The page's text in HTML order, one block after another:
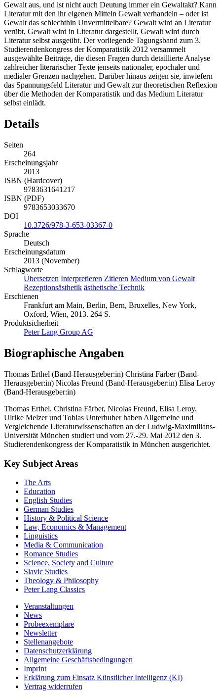
Gewalt aus, und ist nicht auch Deutung immer ein Gewaltakt? Kann
Literatur mit den ihr eigenen Mitteln Gewalt verhandeln – oder ist
Gewalt das schlechthin Unvermittelbare? Gewalt wird an Literatur
verübt, Gewalt wird in Literatur dargestellt, Gewalt wird durch
Literatur selbst ausgeübt. Der vorliegende Tagungsband zum 3.
Studierendenkongress der Komparatistik 2012 versammelt
ausgewählte Beiträge, die diesen Fragen durch detaillierte Analyse
zahlreicher literarischer Texte jenseits nationaler, epochaler und
medialer Grenzen nachgehen. Darüber hinaus zeigen sie, inwiefern
das Spannungsfeld Literatur und Gewalt zur theoretischen Reflexion
über die Methoden der Komparatistik und das Medium Literatur
selbst einlädt.
Details
Seiten
264
Erscheinungsjahr
2013
ISBN (Hardcover)
9783631641217
ISBN (PDF)
9783653033670
DOI
10.3726/978-3-653-03367-0
Sprache
Deutsch
Erscheinungsdatum
2013 (November)
Schlagworte
Übersetzen Interpretieren Zitieren Medium von Gewalt
Rezeptionsästhetik ästhetische Technik
Erschienen
Frankfurt am Main, Berlin, Bern, Bruxelles, New York,
Oxford, Wien, 2013. 264 S.
Produktsicherheit
Peter Lang Group AG
Biographische Angaben
Thomas Erthel (Band-Herausgeber:in) Christina Färber (Band-
Herausgeber:in) Nicolas Freund (Band-Herausgeber:in) Elisa Leroy
(Band-Herausgeber:in)
Thomas Erthel, Christina Färber, Nicolas Freund, Elisa Leroy,
Ulrike Melzer und Tobias Unterhuber haben Allgemeine und
Vergleichende Literaturwissenschaften an der Ludwig-Maximilians-
Universität München studiert und vom 27.-29. Mai 2012 den 3.
Studierendenkongress der Komparatistik in München ausgerichtet.
Key Subject Areas
The Arts
Education
English Studies
German Studies
History & Political Science
Law, Economics & Management
Linguistics
Media & Communication
Romance Studies
Science, Society and Culture
Slavic Studies
Theology & Philosophy
Peter Lang Classics
Veranstaltungen
News
Probeexemplare
Newsletter
Stellenangebote
Datenschutzerklärung
Allgemeine Geschäftsbedingungen
Imprint
Erklärung zum Einsatz Künstlicher Intelligenz (KI)
Vertrag widerrufen